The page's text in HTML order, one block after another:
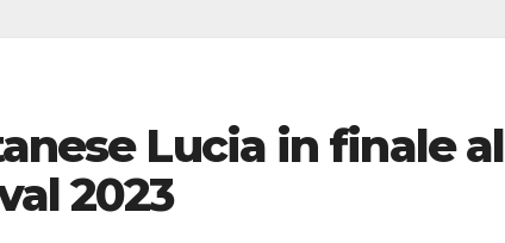
Lucia in finale al
2023